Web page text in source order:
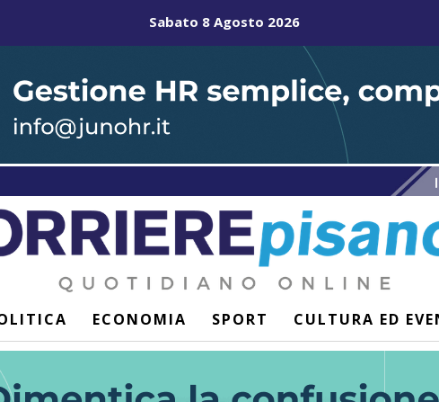
Sabato 8 Agosto 2026
ECONOMIA SPORT CULTURA ED